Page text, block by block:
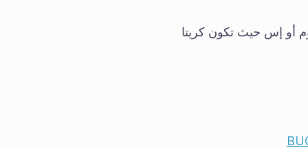
أو إس حيث تكون كريتا